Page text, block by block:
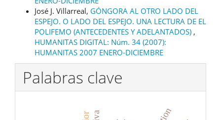
José J. Villarreal, GÓNGORA AL OTRO LADO DEL
ESPEJO. O LADO DEL ESPEJO. UNA LECTURA DE EL
POLIFEMO (ANTECEDENTES Y ADELANTADOS) ,
HUMANITAS DIGITAL: Núm. 34 (2007):
HUMANITAS 2007 ENERO-DICIEMBRE
Palabras clave